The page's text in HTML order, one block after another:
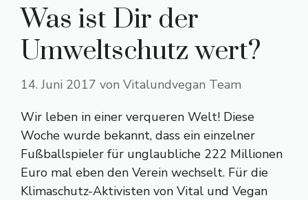
Was ist Dir der
Umweltschutz wert?
14. Juni 2017 von Vitalundvegan Team
Wir leben in einer verqueren Welt! Diese
Woche wurde bekannt, dass ein einzelner
Fußballspieler für unglaubliche 222 Millionen
Euro mal eben den Verein wechselt. Für die
Klimaschutz-Aktivisten von Vital und Vegan